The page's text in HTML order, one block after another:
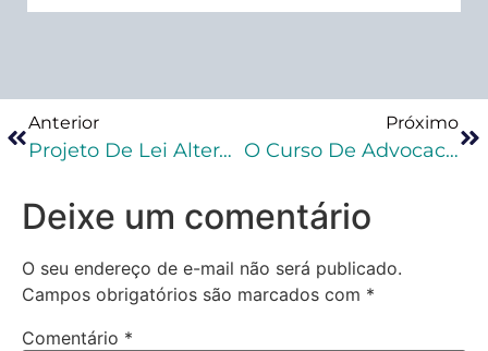
Anterior
Projeto De Lei Altera As Regras Penais De Reconhecimento De Pessoas Acusadas De Crimes
Próximo
O Curso De Advocacia Criminal Que Formou Mais De Dois Mil Advogados No Brasil
Deixe um comentário
O seu endereço de e-mail não será publicado.
Campos obrigatórios são marcados com *
Comentário *